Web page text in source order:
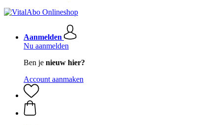
Aanmelden
Nu aanmelden
Ben je nieuw hier?
Account aanmaken